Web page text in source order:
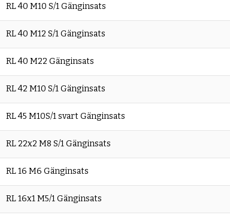
RL 40 M10 S/1 Gänginsats
RL 40 M12 S/1 Gänginsats
RL 40 M22 Gänginsats
RL 42 M10 S/1 Gänginsats
RL 45 M10S/1 svart Gänginsats
RL 22x2 M8 S/1 Gänginsats
RL 16 M6 Gänginsats
RL 16x1 M5/1 Gänginsats